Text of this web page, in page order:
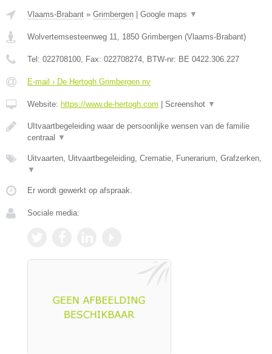
Vlaams-Brabant » Grimbergen Google maps ▼
Wolvertemsesteenweg 11 1850 Grimbergen (Vlaams-Brabant)
Tel: 022708100 , Fax: 022708274 , BTW-nr: BE 0422.306.227
E-mail › De Hertogh Grimbergen nv
Website: https://www.de-hertogh.com Screenshot ▼
UItvaartbegeleiding waar de persoonlijke wensen van de familie
centraal
▼
Uitvaarten, Uitvaartbegeleiding, Crematie, Funerarium, Grafzerken,
▼
Er wordt gewerkt op afspraak.
Sociale media: